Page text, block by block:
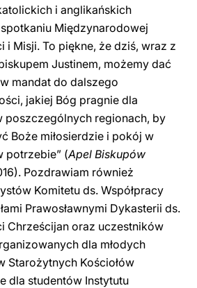
i anglikańskich
Międzynarodowej
i Misji. To piękne, że dziś, wraz z
Justinem, możemy dać
mandat do dalszego
jakiej Bóg pragnie dla
poszczególnych regionach, by
Boże miłosierdzie i pokój w
potrzebie” (Apel Biskupów
Pozdrawiam również
Komitetu ds. Współpracy
Prawosławnymi Dykasterii ds.
Chrześcijan oraz uczestników
dla młodych
Starożytnych Kościołów
dla studentów Instytutu